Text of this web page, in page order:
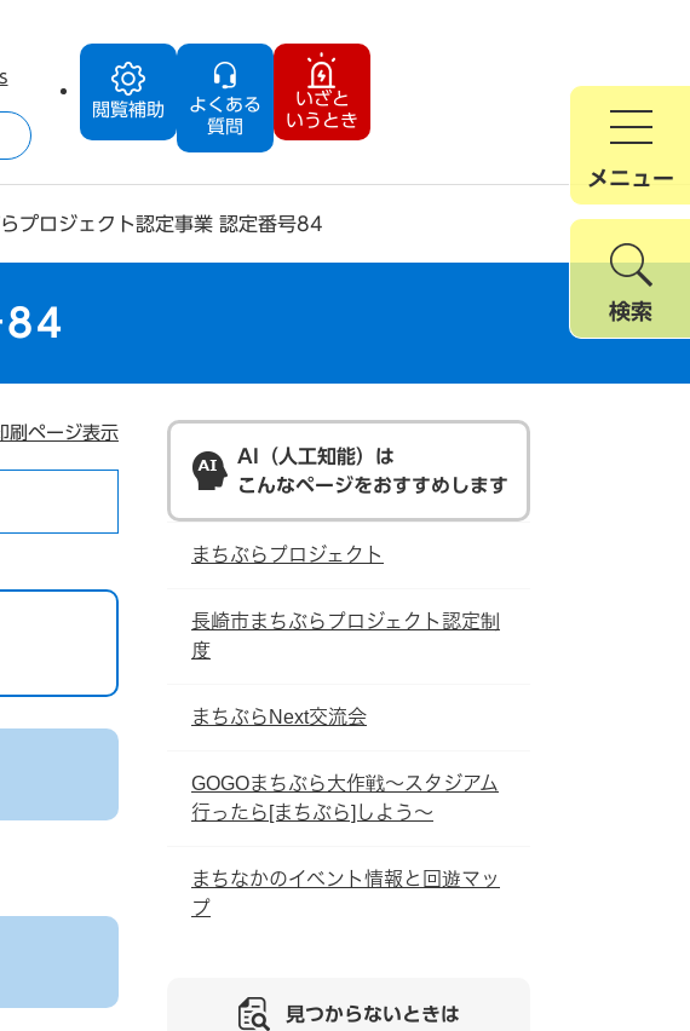
閲覧補助
よくある
質問
いざと
いうとき
メニュー
検索
プロジェクト認定事業 認定番号84
84
刷ページ表示
AI（人工知能）は
こんなページをおすすめします
まちぶらプロジェクト
長崎市まちぶらプロジェクト認定制
度
まちぶらNext交流会
GOGOまちぶら大作戦～スタジアム
行ったら[まちぶら]しよう～
まちなかのイベント情報と回遊マッ
プ
見つからないときは